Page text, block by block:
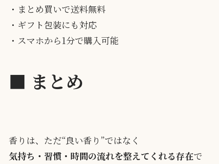
・まとめ買いで送料無料
・ギフト包装にも対応
・スマホから1分で購入可能
■ まとめ
香りは、ただ“良い香り”ではなく
気持ち・習慣・時間の流れを整えてくれる存在で